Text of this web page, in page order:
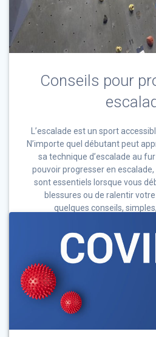
Conseils pour
L’escalade est un sport
N’importe quel débutant peut
sa technique d’escalade au
pouvoir progresser en
sont essentiels lorsque vous
blessures ou de ralentir
quelques conseils,
0 24